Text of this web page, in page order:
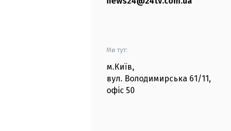
Ми тут:
м.Київ,
вул. Володимирська 61/11,
офіс 50